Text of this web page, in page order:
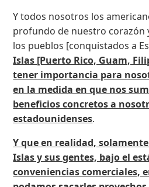
Y todos nosotros los
profundo de nuestro corazón
los pueblos [conquistados a
Islas [Puerto Rico, Guam,
tener importancia para
en la medida en que nos
beneficios concretos a
estadounidenses.
Y que en realidad,
Islas y sus gentes, bajo el
conveniencias comerciales,